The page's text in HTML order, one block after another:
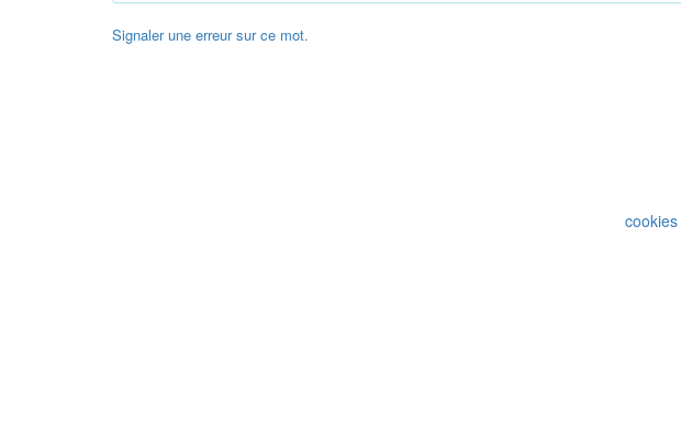
Signaler une erreur sur ce mot.
cookies